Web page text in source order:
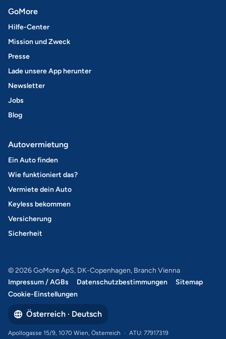
GoMore
Hilfe-Center
Mission und Zweck
Presse
Lade unsere App herunter
Newsletter
Jobs
Blog
Autovermietung
Ein Auto finden
Wie funktioniert das?
Vermiete dein Auto
Keyless bekommen
Versicherung
Sicherheit
© 2026 GoMore ApS, DK-Copenhagen, Branch Vienna
Impressum / AGBs
Datenschutzbestimmungen
Sitemap
Cookie-Einstellungen
Österreich · Deutsch
Apollogasse 15/9, 1070 Wien, Österreich · ATU: 77917319